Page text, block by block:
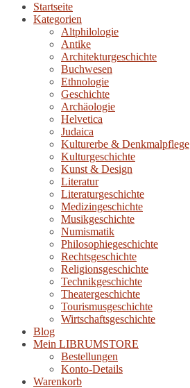
Startseite
Kategorien
Altphilologie
Antike
Architekturgeschichte
Buchwesen
Ethnologie
Geschichte
Archäologie
Helvetica
Judaica
Kulturerbe & Denkmalpflege
Kulturgeschichte
Kunst & Design
Literatur
Literaturgeschichte
Medizingeschichte
Musikgeschichte
Numismatik
Philosophiegeschichte
Rechtsgeschichte
Religionsgeschichte
Technikgeschichte
Theatergeschichte
Tourismusgeschichte
Wirtschaftsgeschichte
Blog
Mein LIBRUMSTORE
Bestellungen
Konto-Details
Warenkorb